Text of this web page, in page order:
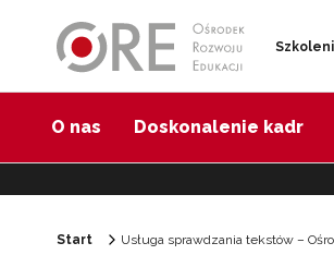
O nas Doskonalenie kadr
Start Usługa sprawdzania tekstów –